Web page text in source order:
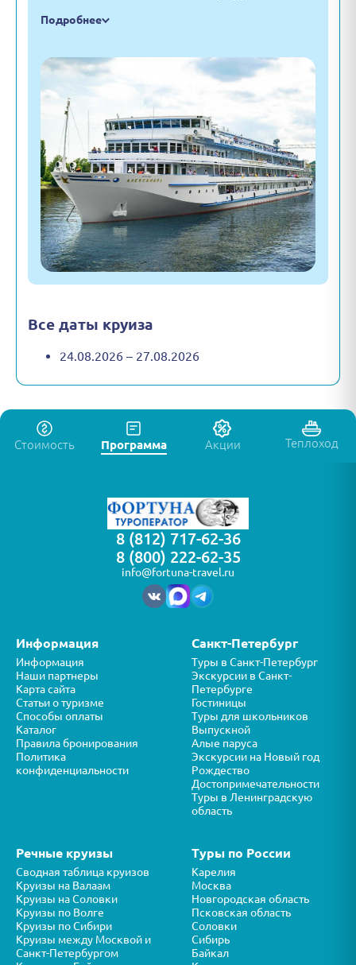
Подробнее
Все даты круиза
24.08.2026 – 27.08.2026
Стоимость Программа Акции Теплоход
8 (812) 717-62-36
8 (800) 222-62-35
info@fortuna-travel.ru
Информация
Информация
Наши партнеры
Карта сайта
Статьи о туризме
Способы оплаты
Каталог
Правила бронирования
Политика
конфиденциальности
Санкт-Петербург
Туры в Санкт-Петербург
Экскурсии в Санкт-
Петербурге
Гостиницы
Туры для школьников
Выпускной
Алые паруса
Экскурсии на Новый год
Рождество
Достопримечательности
Туры в Ленинградскую
область
Речные круизы
Сводная таблица круизов
Круизы на Валаам
Круизы на Соловки
Круизы по Волге
Круизы по Сибири
Круизы между Москвой и
Санкт-Петербургом
Туры по России
Карелия
Москва
Новгородская область
Псковская область
Соловки
Сибирь
Байкал